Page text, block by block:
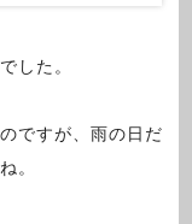
した。
ですが、雨の日だ
。